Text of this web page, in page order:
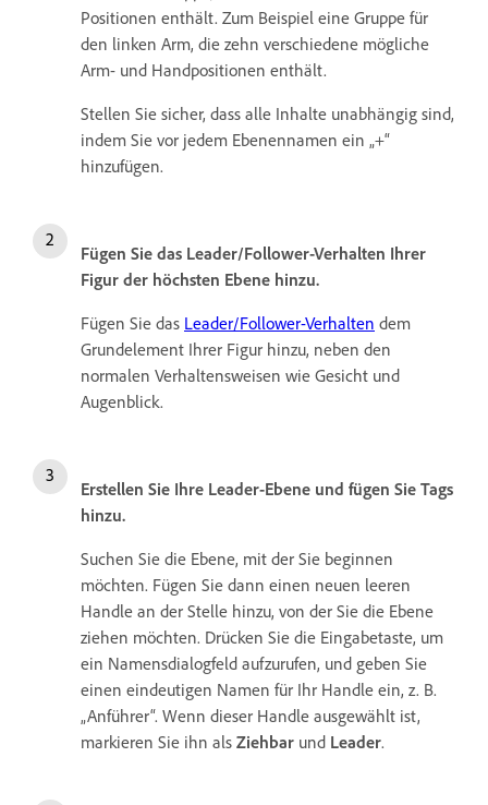
Positionen enthält. Zum Beispiel eine Gruppe für
den linken Arm, die zehn verschiedene mögliche
Arm- und Handpositionen enthält.
Stellen Sie sicher, dass alle Inhalte unabhängig sind,
indem Sie vor jedem Ebenennamen ein „+“
hinzufügen.
Fügen Sie das Leader/Follower-Verhalten Ihrer
Figur der höchsten Ebene hinzu.
Fügen Sie das Leader/Follower-Verhalten dem
Grundelement Ihrer Figur hinzu, neben den
normalen Verhaltensweisen wie Gesicht und
Augenblick.
Erstellen Sie Ihre Leader-Ebene und fügen Sie Tags
hinzu.
Suchen Sie die Ebene, mit der Sie beginnen
möchten. Fügen Sie dann einen neuen leeren
Handle an der Stelle hinzu, von der Sie die Ebene
ziehen möchten. Drücken Sie die Eingabetaste, um
ein Namensdialogfeld aufzurufen, und geben Sie
einen eindeutigen Namen für Ihr Handle ein, z. B.
„Anführer“. Wenn dieser Handle ausgewählt ist,
markieren Sie ihn als Ziehbar und Leader.